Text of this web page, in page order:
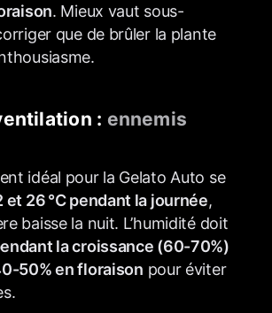
. Mieux vaut sous-
que de brûler la plante
: ennemis
idéal pour la Gelato Auto se
et 26 °C pendant la journée,
baisse la nuit. L’humidité doit
la croissance (60-70%)
50% en floraison pour éviter